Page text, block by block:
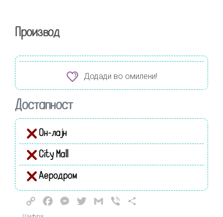
Производ
Додади во омилени!
Достапност
Он-лајн
City Mall
Аеродром
Copy
Link
FacebookMessenger
TwitterGmail Viber